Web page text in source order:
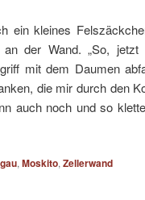
ein kleines
der Wand. „So,
mit dem Daumen
die mir durch den
auch noch und so
, Moskito, Zellerwand